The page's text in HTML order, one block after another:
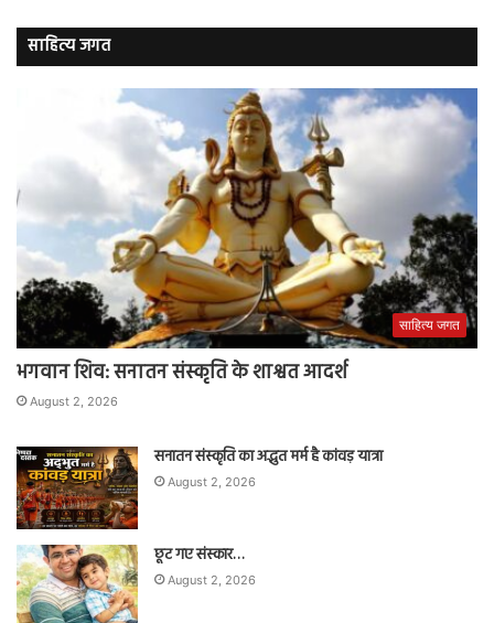
साहित्य जगत
साहित्य जगत
भगवान शिव: सनातन संस्कृति के शाश्वत आदर्श
August 2, 2026
सनातन संस्कृति का अद्भुत मर्म है कांवड़ यात्रा
August 2, 2026
छूट गए संस्कार…
August 2, 2026